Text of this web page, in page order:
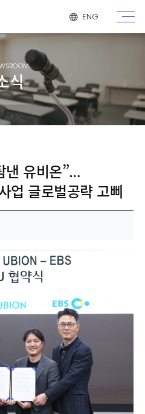
ENG
식
낸 유비온”…
업 글로벌공략 고삐